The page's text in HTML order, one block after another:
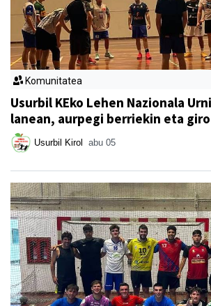
Komunitatea
Usurbil KEko Lehen Nazionala
lanean, aurpegi berriekin eta
Usurbil Kirol abu 05